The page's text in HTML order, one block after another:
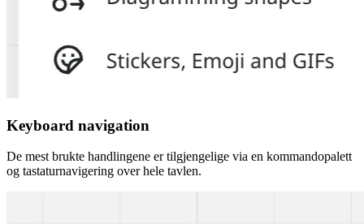
Keyboard navigation
De mest brukte handlingene er tilgjengelige via en kommandopalett
og tastaturnavigering over hele tavlen.